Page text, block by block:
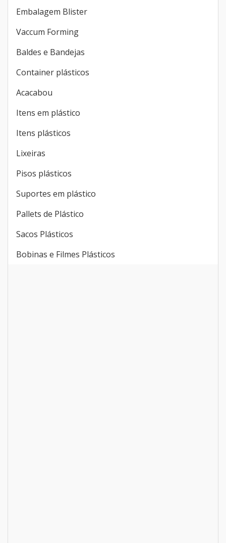
Embalagem Blister
Vaccum Forming
Baldes e Bandejas
Container plásticos
Acacabou
Itens em plástico
Itens plásticos
Lixeiras
Pisos plásticos
Suportes em plástico
Pallets de Plástico
Sacos Plásticos
Bobinas e Filmes Plásticos